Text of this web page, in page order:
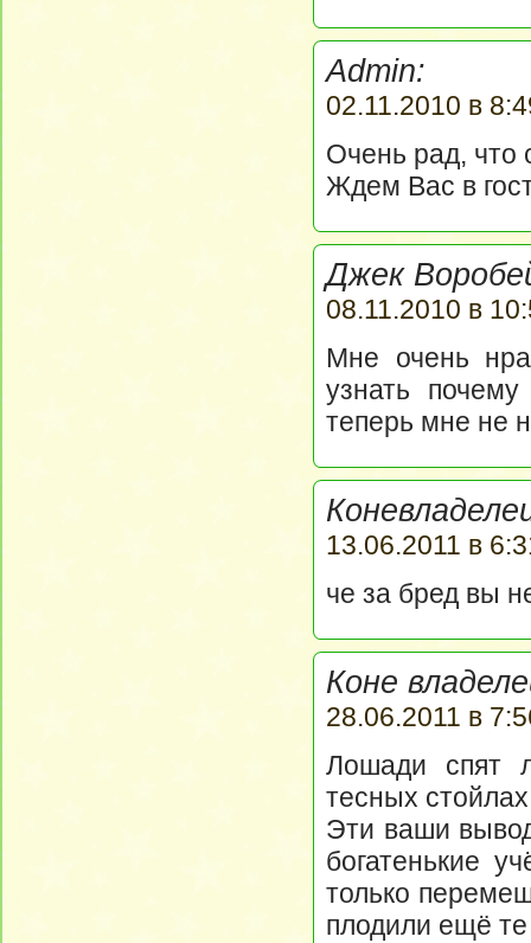
Admin:
02.11.2010 в
Очень рад, что
Ждем Вас в
Джек
08.11.2010 в
Мне очень
узнать
теперь мне не
13.06.2011 в
че за бред вы
Коне
28.06.2011 в
Лошади спят
тесных
Эти ваши
богатенькие
только
плодили ещё